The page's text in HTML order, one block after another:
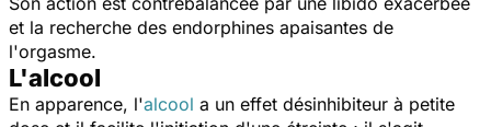
et la recherche des endorphines apaisantes de
l'orgasme.
L'alcool
En apparence, l'alcool a un effet désinhibiteur à petite